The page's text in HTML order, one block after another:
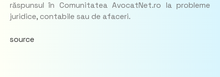
răspunsul în Comunitatea AvocatNet.ro la probleme
juridice, contabile sau de afaceri.
source